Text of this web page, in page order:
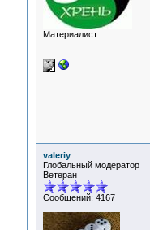
Материалист
valeriy
Глобальный модератор
Ветеран
Сообщений: 4167